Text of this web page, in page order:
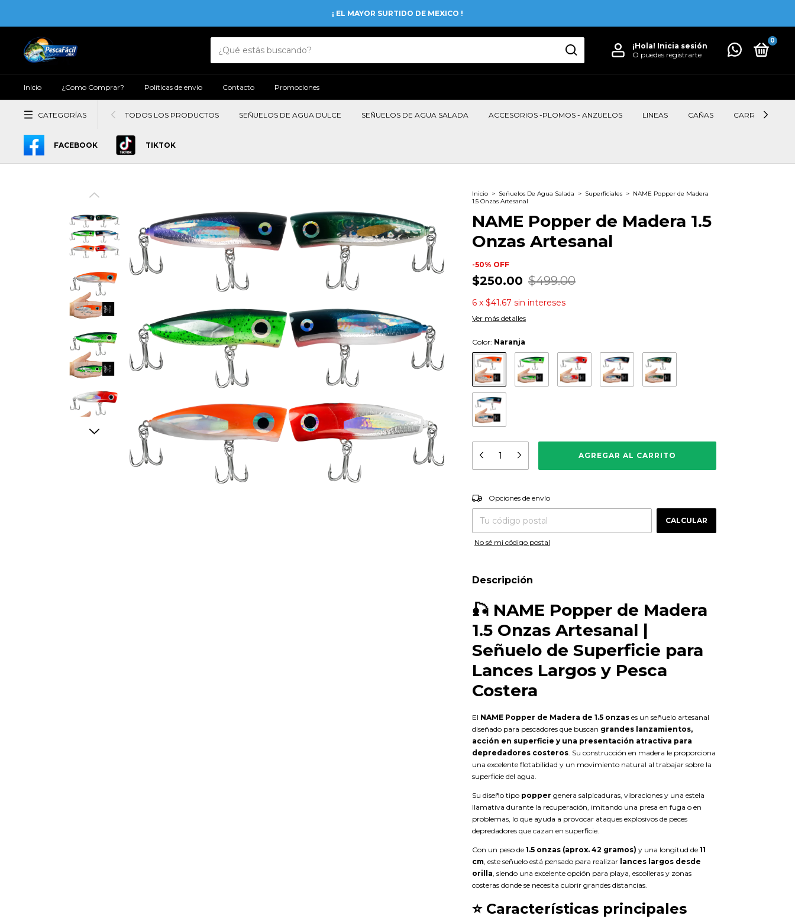
¡ EL MAYOR SURTIDO DE MEXICO !
¡Hola! Inicia sesión
O puedes registrarte
0
Inicio ¿Como Comprar? Políticas de envio Contacto Promociones
CATEGORÍAS TODOS LOS PRODUCTOS SEÑUELOS DE AGUA DULCE SEÑUELOS DE AGUA SALADA ACCESORIOS -PLOMOS - ANZUELOS LINEAS CAÑAS CARRETES
FACEBOOK TIKTOK
Inicio > Señuelos De Agua Salada > Superficiales > NAME Popper de Madera
1.5 Onzas Artesanal
NAME Popper de Madera 1.5
Onzas Artesanal
-50% OFF
$250.00 $499.00
6 x $41.67 sin intereses
Ver más detalles
Color: Naranja
Entregas para el CP:
Opciones de envío
CALCULAR
No sé mi código postal
Descripción
🎣 NAME Popper de Madera
1.5 Onzas Artesanal |
Señuelo de Superficie para
Lances Largos y Pesca
Costera
El NAME Popper de Madera de 1.5 onzas es un señuelo artesanal
diseñado para pescadores que buscan grandes lanzamientos,
acción en superficie y una presentación atractiva para
depredadores costeros . Su construcción en madera le proporciona
una excelente flotabilidad y un movimiento natural al trabajar sobre la
superficie del agua.
Su diseño tipo popper genera salpicaduras, vibraciones y una estela
llamativa durante la recuperación, imitando una presa en fuga o en
problemas, lo que ayuda a provocar ataques explosivos de peces
depredadores que cazan en superficie.
Con un peso de 1.5 onzas (aprox. 42 gramos) y una longitud de 11
cm , este señuelo está pensado para realizar lances largos desde
orilla , siendo una excelente opción para playa, escolleras y zonas
costeras donde se necesita cubrir grandes distancias.
⭐ Características principales